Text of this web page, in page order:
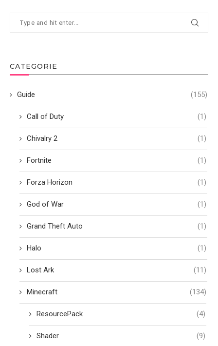
CATEGORIE
Guide (155)
Call of Duty (1)
Chivalry 2 (1)
Fortnite (1)
Forza Horizon (1)
God of War (1)
Grand Theft Auto (1)
Halo (1)
Lost Ark (11)
Minecraft (134)
ResourcePack (4)
Shader (9)